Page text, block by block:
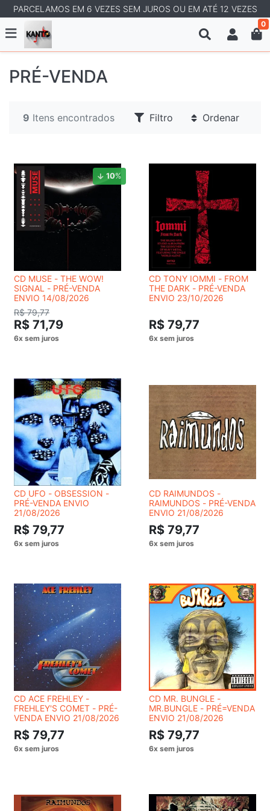
PARCELAMOS EM 6 VEZES SEM JUROS OU EM ATÉ 12 VEZES
0
PRÉ-VENDA
9 Itens encontrados Filtro Ordenar
10%
CD MUSE - THE WOW!
SIGNAL - PRÉ-VENDA
ENVIO 14/08/2026
R$ 79,77
R$ 71,79
CD TONY IOMMI - FROM
THE DARK - PRÉ-VENDA
ENVIO 23/10/2026
R$ 79,77
CD UFO - OBSESSION -
PRÉ-VENDA ENVIO
21/08/2026
R$ 79,77
CD RAIMUNDOS -
RAIMUNDOS - PRÉ-VENDA
ENVIO 21/08/2026
R$ 79,77
CD ACE FREHLEY -
FREHLEY'S COMET - PRÉ-
VENDA ENVIO 21/08/2026
R$ 79,77
CD MR. BUNGLE -
MR.BUNGLE - PRÉ=VENDA
ENVIO 21/08/2026
R$ 79,77